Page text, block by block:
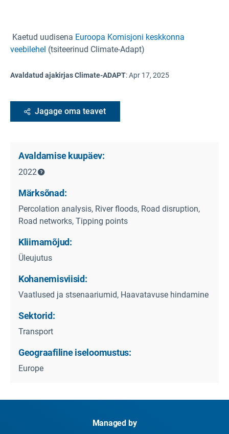
Kaetud uudisena Euroopa Komisjoni keskkonna
veebilehel (tsiteerinud Climate-Adapt)
Avaldatud ajakirjas Climate-ADAPT:Apr 17, 2025
Jagage oma teavet
Avaldamise kuupäev:
2022
Märksõnad:
Percolation analysis, River floods, Road disruption,
Road networks, Tipping points
Kliimamõjud:
Üleujutus
Kohanemisviisid:
Vaatlused ja stsenaariumid, Haavatavuse hindamine
Sektorid:
Transport
Geograafiline iseloomustus:
Europe
Managed by